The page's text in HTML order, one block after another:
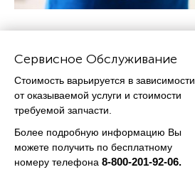
Сервисное Обслуживание
Стоимость варьируется в зависимости
от оказываемой услуги и стоимости
требуемой запчасти.
Более подробную информацию Вы
можете получить по бесплатному
номеру телефона 8-800-201-92-06.